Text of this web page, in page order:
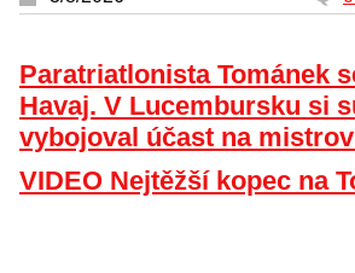
Paratriatlonista Tománek
Havaj. V Lucembursku si
vybojoval účast na
VIDEO Nejtěžší kopec na